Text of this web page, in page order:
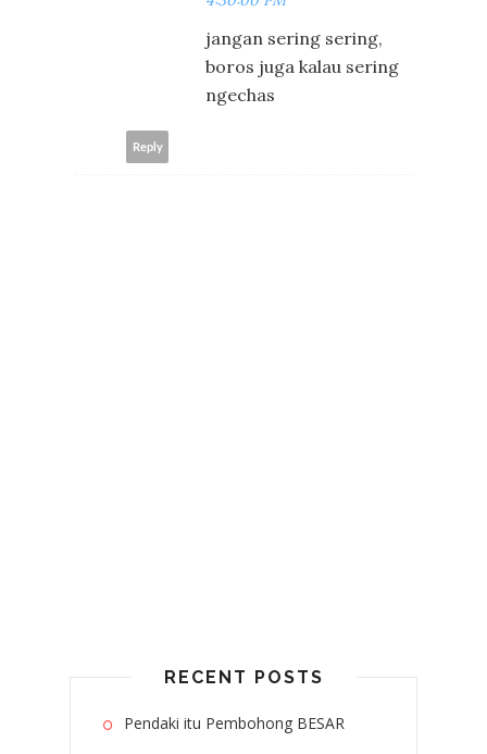
jangan sering sering,
boros juga kalau sering
ngechas
Reply
RECENT POSTS
Pendaki itu Pembohong BESAR